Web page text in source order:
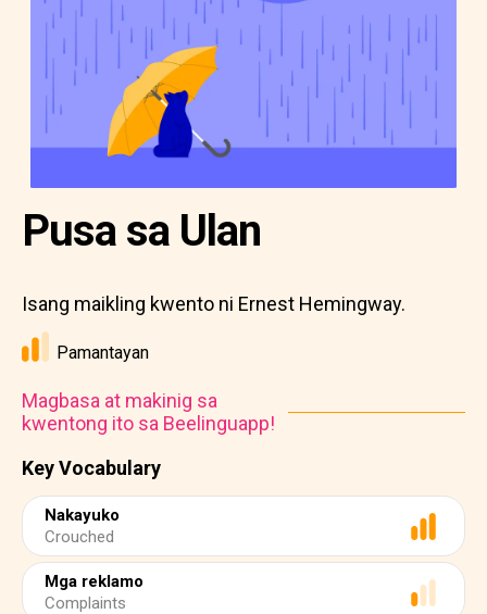
Key Vocabulary
Nakayuko
Crouched
Mga reklamo
Complaints
Pusa sa Ulan
Isang maikling kwento ni Ernest Hemingway.
Pamantayan
Magbasa at makinig sa
kwentong ito sa Beelinguapp!